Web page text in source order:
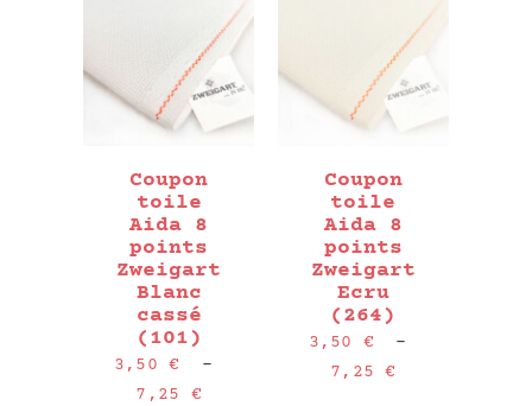
A
VARIATIONS.
OPTIONS
PEUVENT
SUR
PAGE
DU
PRODUIT
Coupon
toile
Aida 8
points
Zweigart
Blanc
cassé
(101)
3,50€
–
7,25 €Plage
A
VARIATIONS.
PEUVENT
CHOISIES
DU
Coupon
toile
Aida 8
points
Zweigart
Ecru
(264)
3,50 €
–
7,25€